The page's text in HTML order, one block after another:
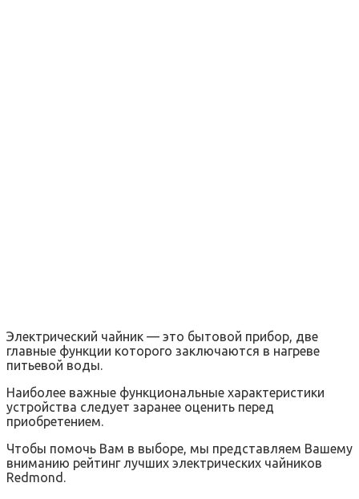
Электрический чайник — это бытовой прибор, две
главные функции которого заключаются в нагреве
питьевой воды.
Наиболее важные функциональные характеристики
устройства следует заранее оценить перед
приобретением.
Чтобы помочь Вам в выборе, мы представляем Вашему
вниманию рейтинг лучших электрических чайников
Redmond.